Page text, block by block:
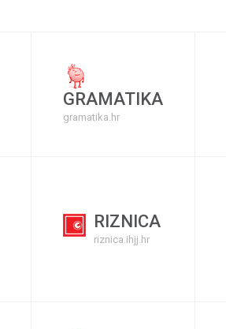
GRAMATIKA
gramatika.hr
RIZNICA
riznica.ihjj.hr